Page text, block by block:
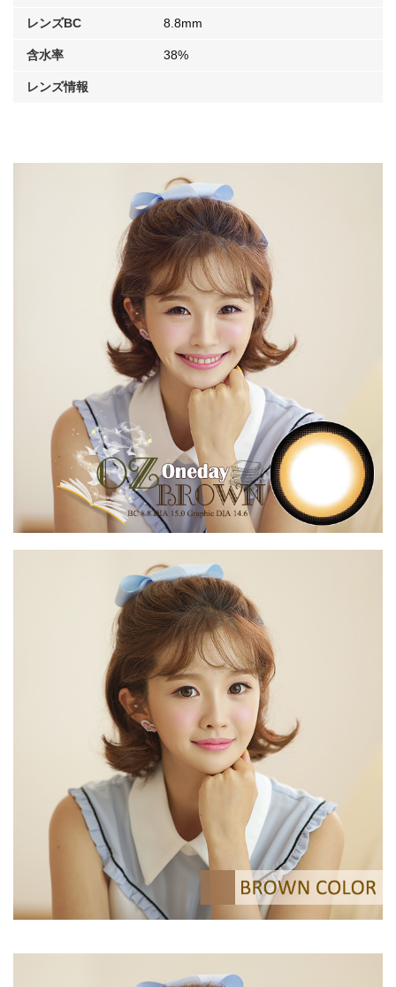
レンズBC 8.8mm
含水率 38%
レンズ情報